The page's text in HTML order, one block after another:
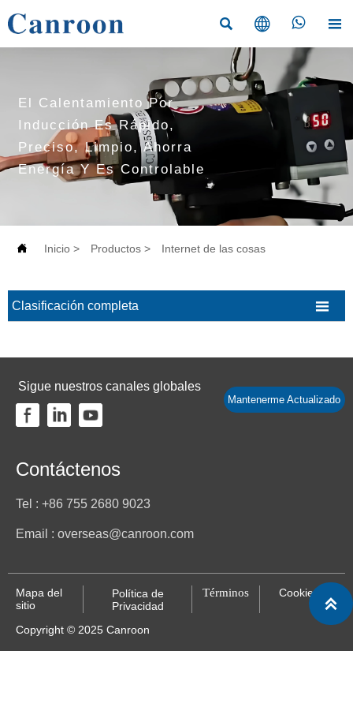
   
El Calentamiento Por
Inducción Es Rápido,
Preciso, Limpio, Ahorra
Energía Y Es Controlable
 Inicio > Productos > Internet de las cosas
Clasificación completa 
Sigue nuestros canales globales
Mantenerme Actualizado
Contáctenos
Tel : +86 755 2680 9023
Email : overseas@canroon.com
Mapa del
sitio
Política de
Privacidad
Términos Cookies
Copyright © 2025 Canroon
